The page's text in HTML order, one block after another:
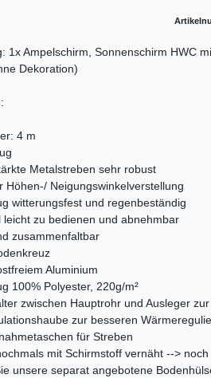
1x Ampelschirm, Sonnenschirm HWC
Dekoration)
4 m
Metalstreben sehr robust
Höhen-/ Neigungswinkelverstellung
witterungsfest und regenbeständig
leicht zu bedienen und abnehmbar
zusammenfaltbar
Aluminium
100% Polyester, 220g/m²
zwischen Hauptrohr und Ausleger
zur besseren
für Streben
mit Schirmstoff vernäht -->
unsere separat angebotene